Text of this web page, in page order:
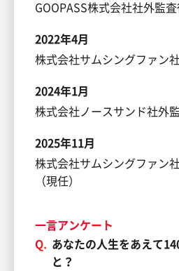
GOOPASS株式会社社外監査
2022年4月
株式会社サムシングファン
2024年1月
株式会社ノースサンド社外
2025年11月
株式会社サムシングファン
（現任）
一言アンケート
Q. あなたの人生をあえて
と？